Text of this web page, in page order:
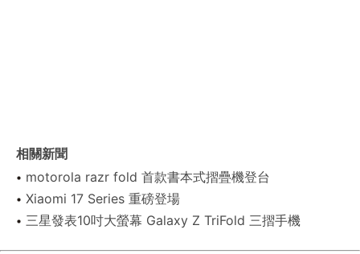
相關新聞
motorola razr fold 首款書本式摺疊機登台
Xiaomi 17 Series 重磅登場
三星發表10吋大螢幕 Galaxy Z TriFold 三摺手機